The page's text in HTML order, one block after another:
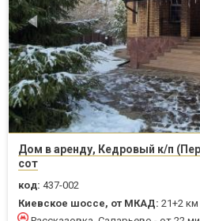
Дом в аренду, Кедровый к/п
сот
код: 437-002
Киевское шоссе, от МКАД: 21+2 км